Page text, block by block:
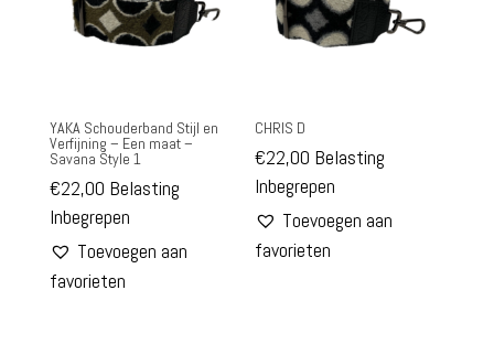
YAKA Schouderband Stijl en
Verfijning – Een maat –
Savana Style 1
€22,00 Belasting
Inbegrepen
Toevoegen aan
favorieten
CHRIS D
€22,00 Belasting
Inbegrepen
Toevoegen aan
favorieten